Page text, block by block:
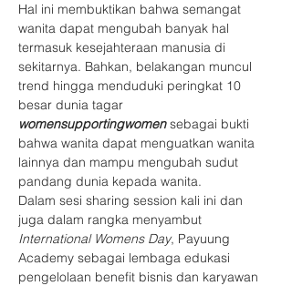
Hal ini membuktikan bahwa semangat
wanita dapat mengubah banyak hal
termasuk kesejahteraan manusia di
sekitarnya. Bahkan, belakangan muncul
trend hingga menduduki peringkat 10
besar dunia tagar
womensupportingwomen sebagai bukti
bahwa wanita dapat menguatkan wanita
lainnya dan mampu mengubah sudut
pandang dunia kepada wanita.
Dalam sesi sharing session kali ini dan
juga dalam rangka menyambut
International Womens Day, Payuung
Academy sebagai lembaga edukasi
pengelolaan benefit bisnis dan karyawan